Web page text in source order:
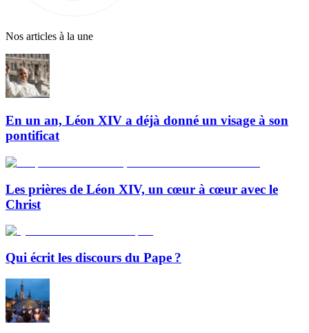
Nos articles à la une
En un an, Léon XIV a déjà donné un visage à son
pontificat
Les prières de Léon XIV, un cœur à cœur avec le
Christ
Qui écrit les discours du Pape ?